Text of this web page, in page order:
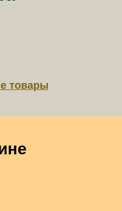
товары